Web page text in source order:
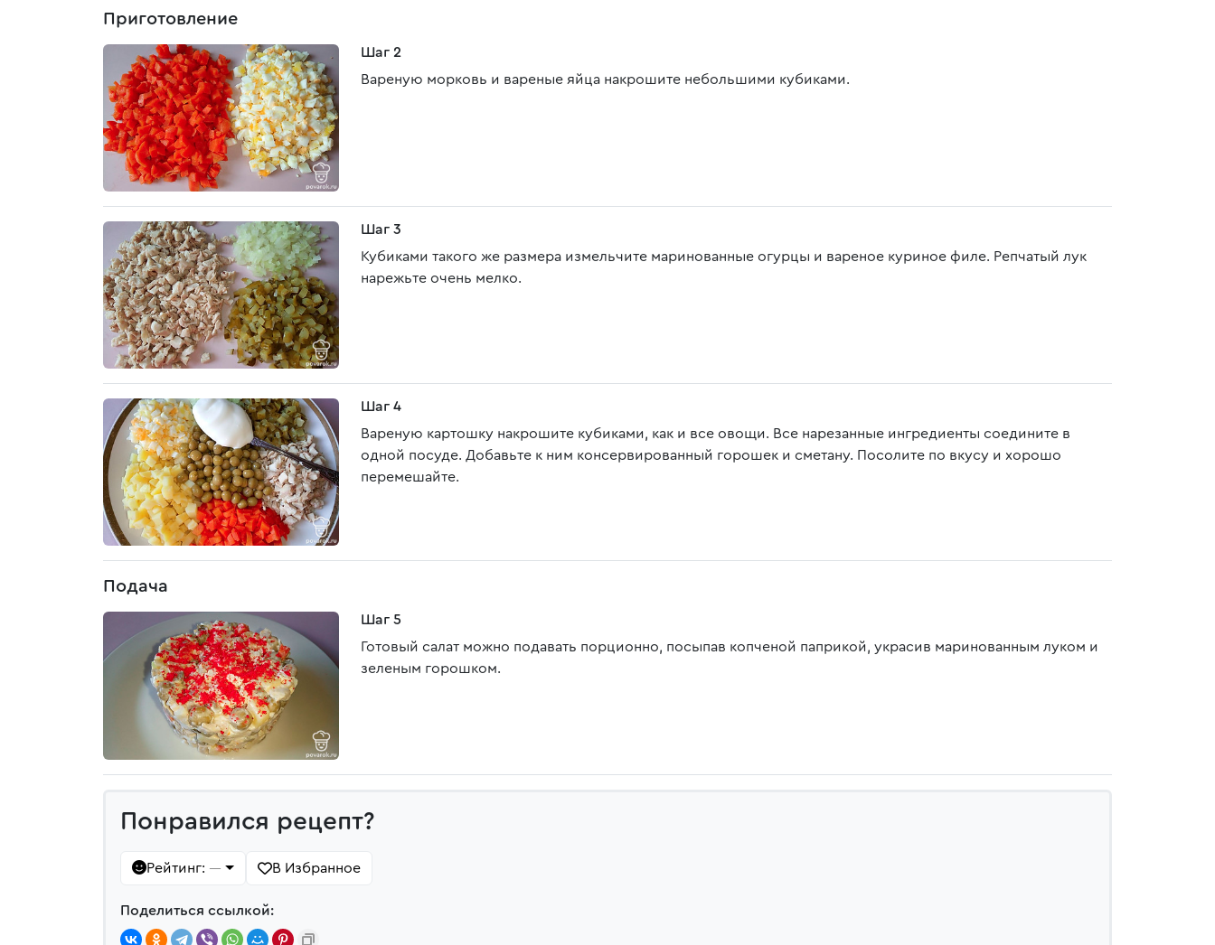
Приготовление
Шаг 2
Вареную морковь и вареные яйца накрошите небольшими кубиками.
Шаг 3
Кубиками такого же размера измельчите маринованные огурцы и вареное куриное филе. Репчатый лук
нарежьте очень мелко.
Шаг 4
Вареную картошку накрошите кубиками, как и все овощи. Все нарезанные ингредиенты соедините в
одной посуде. Добавьте к ним консервированный горошек и сметану. Посолите по вкусу и хорошо
перемешайте.
Подача
Шаг 5
Готовый салат можно подавать порционно, посыпав копченой паприкой, украсив маринованным луком и
зеленым горошком.
Понравился рецепт?
Рейтинг: — В Избранное
Поделиться ссылкой: